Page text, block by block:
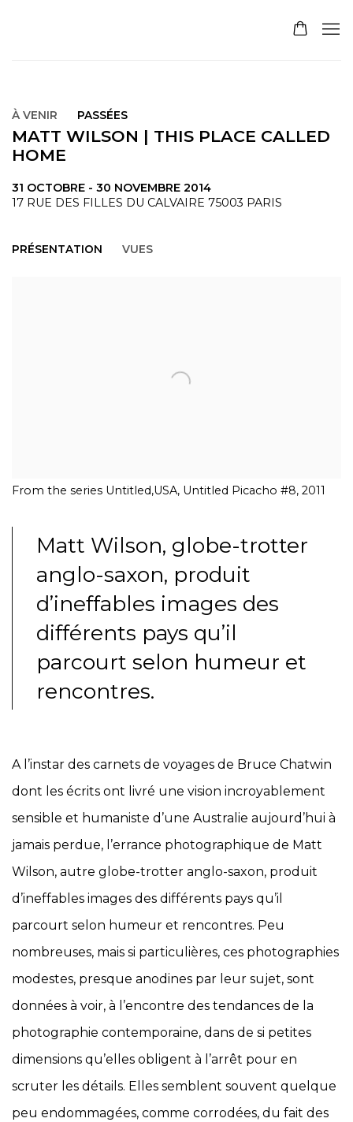
À VENIR PASSÉES
MATT WILSON | THIS PLACE CALLED
HOME
31 OCTOBRE - 30 NOVEMBRE 2014
17 RUE DES FILLES DU CALVAIRE 75003 PARIS
PRÉSENTATION VUES
From the series Untitled,USA, Untitled Picacho #8, 2011
Matt Wilson, globe-trotter
anglo-saxon, produit
d’ineffables images des
différents pays qu’il
parcourt selon humeur et
rencontres.
A l’instar des carnets de voyages de Bruce Chatwin
dont les écrits ont livré une vision incroyablement
sensible et humaniste d’une Australie aujourd’hui à
jamais perdue, l’errance photographique de Matt
Wilson, autre globe-trotter anglo-saxon, produit
d’ineffables images des différents pays qu’il
parcourt selon humeur et rencontres. Peu
nombreuses, mais si particulières, ces photographies
modestes, presque anodines par leur sujet, sont
données à voir, à l’encontre des tendances de la
photographie contemporaine, dans de si petites
dimensions qu’elles obligent à l’arrêt pour en
scruter les détails. Elles semblent souvent quelque
peu endommagées, comme corrodées, du fait des